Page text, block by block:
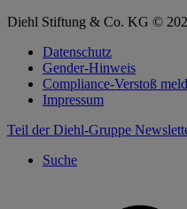
Diehl Stiftung & Co. KG ©
Datenschutz
Gender-Hinweis
Compliance-Verstoß
Impressum
Teil der Diehl-Gruppe
Suche